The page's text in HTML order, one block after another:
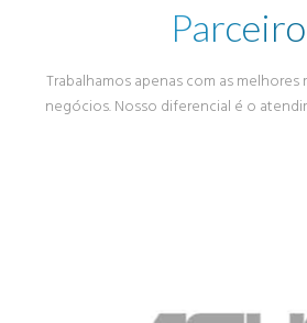
Trabalhamos apenas com as melhores
negócios. Nosso diferencial é o